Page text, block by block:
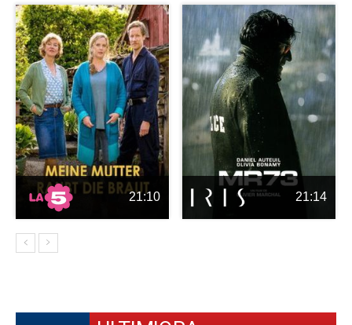
21:10 21:14